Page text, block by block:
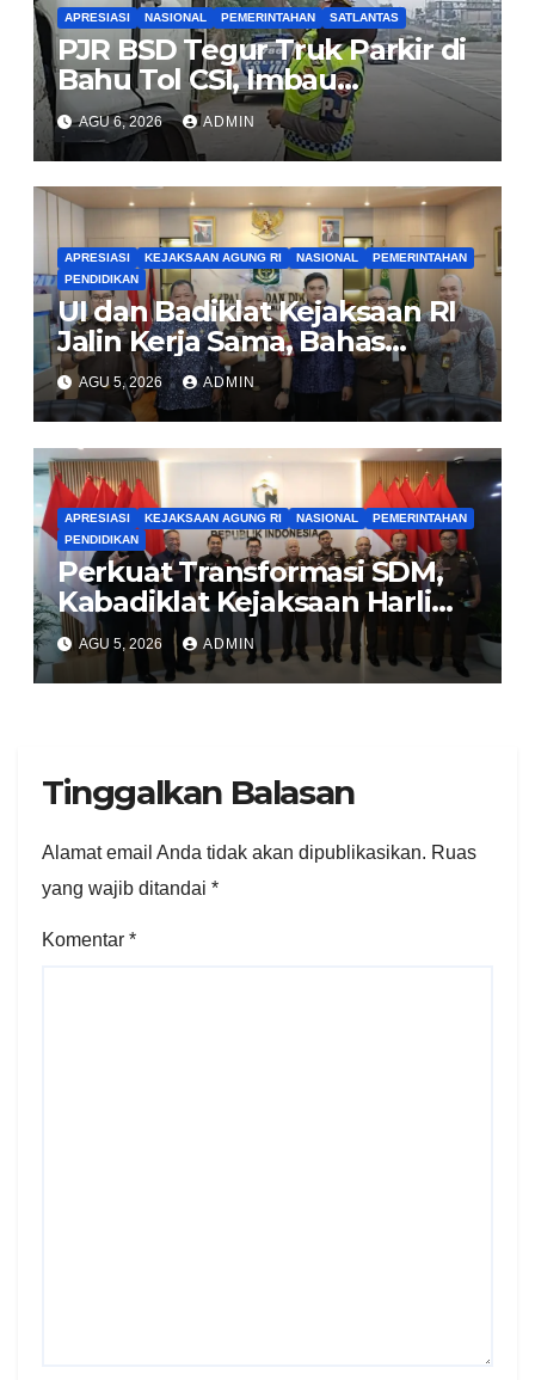
APRESIASI NASIONAL PEMERINTAHAN SATLANTAS
PJR BSD Tegur Truk Parkir di
Bahu Tol CSI, Imbau
Pengendara Tertib
AGU 6, 2026 ADMIN
APRESIASI KEJAKSAAN AGUNG RI NASIONAL
PEMERINTAHAN
PENDIDIKAN
UI dan Badiklat Kejaksaan RI
Jalin Kerja Sama, Bahas
Pembentukan Pusat Studi
Kajian Kejaksaan
AGU 5, 2026 ADMIN
APRESIASI KEJAKSAAN AGUNG RI NASIONAL
PEMERINTAHAN
PENDIDIKAN
Perkuat Transformasi SDM,
Kabadiklat Kejaksaan Harli
Siregar Jalin Sinergi dengan
LAN RI
AGU 5, 2026 ADMIN
Tinggalkan Balasan
Alamat email Anda tidak akan dipublikasikan. Ruas
yang wajib ditandai *
Komentar *